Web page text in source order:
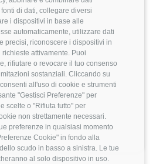
di dati, collegare diversi
i dispositivi in base alle
automaticamente, utilizzare dati
precisi, riconoscere i dispositivi in
attivamente. Puoi
rifiutare o revocare il tuo consenso
sostanziali. Cliccando su
all'uso di cookie e strumenti
"Gestisci Preferenze" per
scelte o "Rifiuta tutto" per
non strettamente necessari.
preferenze in qualsiasi momento
Cookie" in fondo alla
scudo in basso a sinistra. Le tue
al solo dispositivo in uso.
of Technology,
della direzione
dell'azienda.
diretto su:
lavoro
annuale